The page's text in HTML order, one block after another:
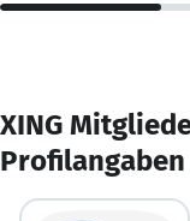
XING
Profilangaben